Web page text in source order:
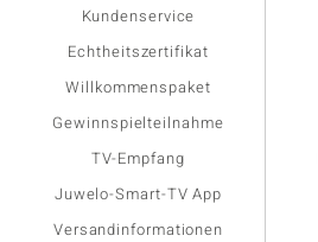
Kundenservice
Echtheitszertifikat
Willkommenspaket
Gewinnspielteilnahme
TV-Empfang
Juwelo-Smart-TV App
Versandinformationen